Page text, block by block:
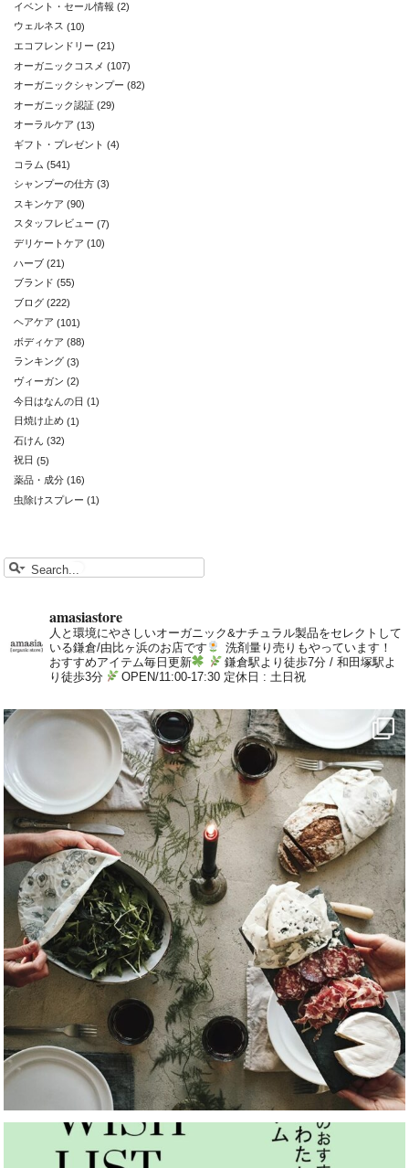
イベント・セール情報 (2)
ウェルネス (10)
エコフレンドリー (21)
オーガニックコスメ (107)
オーガニックシャンプー (82)
オーガニック認証 (29)
オーラルケア (13)
ギフト・プレゼント (4)
コラム (541)
シャンプーの仕方 (3)
スキンケア (90)
スタッフレビュー (7)
デリケートケア (10)
ハーブ (21)
ブランド (55)
ブログ (222)
ヘアケア (101)
ボディケア (88)
ランキング (3)
ヴィーガン (2)
今日はなんの日 (1)
日焼け止め (1)
石けん (32)
祝日 (5)
薬品・成分 (16)
虫除けスプレー (1)
amasiastore
人と環境にやさしいオーガニック&ナチュラル製品をセレクトして
いる鎌倉/由比ヶ浜のお店です
洗剤量り売りもやっています！
おすすめアイテム毎日更新
鎌倉駅より徒歩7分 / 和田塚駅よ
り徒歩3分
OPEN/11:00-17:30 定休日 : 土日祝